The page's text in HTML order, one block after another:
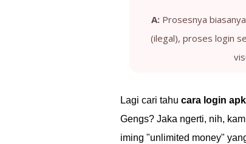
A:Prosesnya
(ilegal), proses login
Lagi cari tahu cara login
Gengs? Jaka ngerti, nih,
iming "unlimited money"